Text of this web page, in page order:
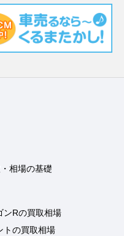
相場の基礎
ンRの買取相場
トの買取相場